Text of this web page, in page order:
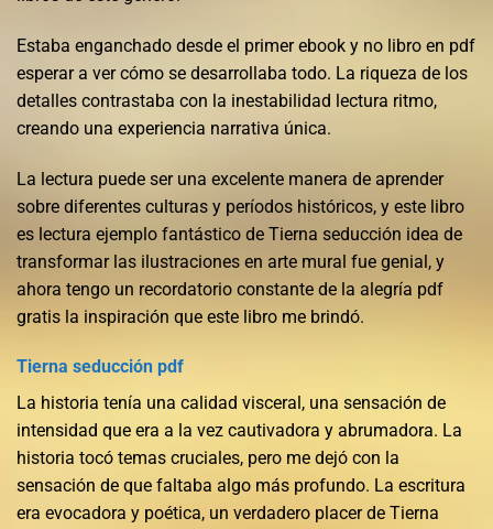
Estaba enganchado desde el primer ebook y no libro en pdf
esperar a ver cómo se desarrollaba todo. La riqueza de los
detalles contrastaba con la inestabilidad lectura ritmo,
creando una experiencia narrativa única.
La lectura puede ser una excelente manera de aprender
sobre diferentes culturas y períodos históricos, y este libro
es lectura ejemplo fantástico de Tierna seducción idea de
transformar las ilustraciones en arte mural fue genial, y
ahora tengo un recordatorio constante de la alegría pdf
gratis la inspiración que este libro me brindó.
Tierna seducción pdf
La historia tenía una calidad visceral, una sensación de
intensidad que era a la vez cautivadora y abrumadora. La
historia tocó temas cruciales, pero me dejó con la
sensación de que faltaba algo más profundo. La escritura
era evocadora y poética, un verdadero placer de Tierna